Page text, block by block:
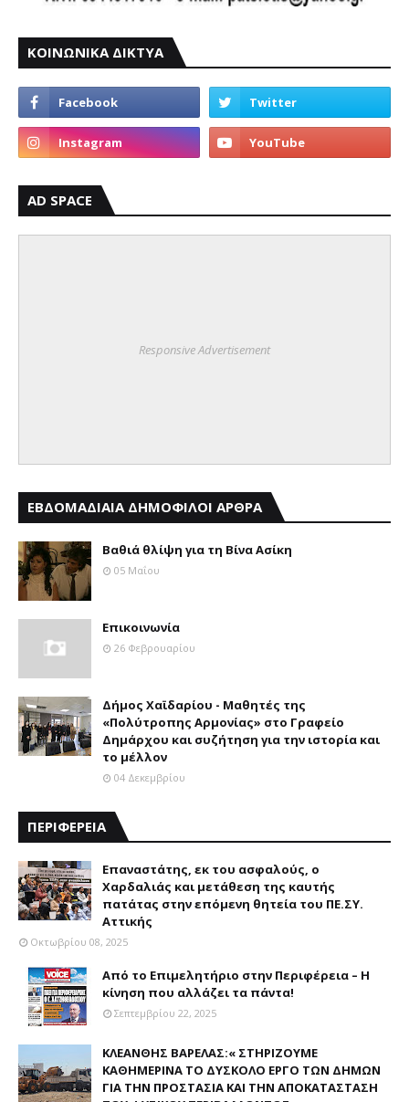
ΚΟΙΝΩΝΙΚΑ ΔΙΚΤΥΑ
AD SPACE
Responsive Advertisement
ΕΒΔΟΜΑΔΙΑΙΑ ΔΗΜΟΦΙΛΟΙ ΑΡΘΡΑ
Βαθιά θλίψη για τη Βίνα Ασίκη
05 Μαΐου
Επικοινωνία
26 Φεβρουαρίου
Δήμος Χαϊδαρίου - Μαθητές της
«Πολύτροπης Αρμονίας» στο Γραφείο
Δημάρχου και συζήτηση για την ιστορία και
το μέλλον
04 Δεκεμβρίου
ΠΕΡΙΦΕΡΕΙΑ
Επαναστάτης, εκ του ασφαλούς, ο
Χαρδαλιάς και μετάθεση της καυτής
πατάτας στην επόμενη θητεία του ΠΕ.ΣΥ.
Αττικής
Οκτωβρίου 08, 2025
Από το Επιμελητήριο στην Περιφέρεια – Η
κίνηση που αλλάζει τα πάντα!
Σεπτεμβρίου 22, 2025
ΚΛΕΑΝΘΗΣ ΒΑΡΕΛΑΣ:« ΣΤΗΡΙΖΟΥΜΕ
ΚΑΘΗΜΕΡΙΝΑ ΤΟ ΔΥΣΚΟΛΟ ΕΡΓΟ ΤΩΝ ΔΗΜΩΝ
ΓΙΑ ΤΗΝ ΠΡΟΣΤΑΣΙΑ ΚΑΙ ΤΗΝ ΑΠΟΚΑΤΑΣΤΑΣΗ